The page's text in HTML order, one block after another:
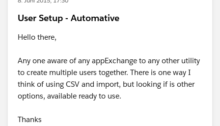
User Setup - Automative
Hello there,
Any one aware of any appExchange to any other utility
to create multiple users together. There is one way I
think of using CSV and import, but looking if is other
options, available ready to use.
Thanks